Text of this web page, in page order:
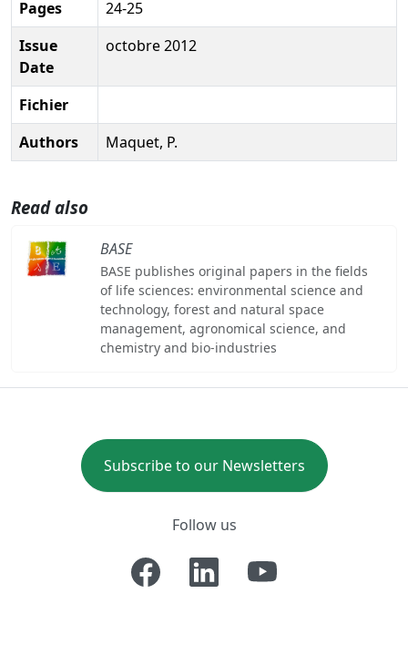
Pages
24-25
Issue
Date
octobre 2012
Fichier
Authors
Maquet, P.
Read also
BASE
BASE publishes original papers in the fields
of life sciences: environmental science and
technology, forest and natural space
management, agronomical science, and
chemistry and bio-industries
Subscribe to our Newsletters
Follow us